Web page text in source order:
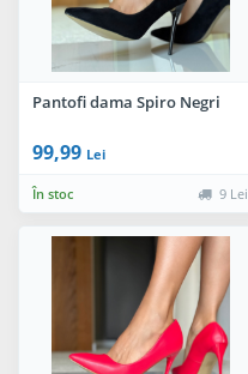
Pantofi dama Spiro Negri
99,99 Lei
În stoc 9 Lei